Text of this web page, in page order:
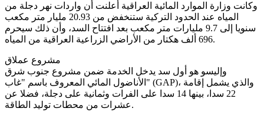
وكانت وزارة الموارد المائية العراقية أعلنت أن واردات نهر دجلة من
المياه عند الحدود التركية ستنخفض من 20.93 مليار متر مكعب
سنويا إلى 9.7 مليارات متر مكعب بعد افتتاح السد، وأن ذلك سيحرم
696 ألف هكتار من الأراضي الزراعية العراقية من المياه.
مشروع عملاق
وإليسو هو أول سد يدخل الخدمة ضمن مشروع جنوب شرق
الأناضول المائي المعروف باسم "غاب" (GAP)، والذي يشمل إقامة
22 سدا، بينها 14 سدا على الفرات وثمانية على دجلة، فضلا عن
عشرات من محطات توليد الطاقة.